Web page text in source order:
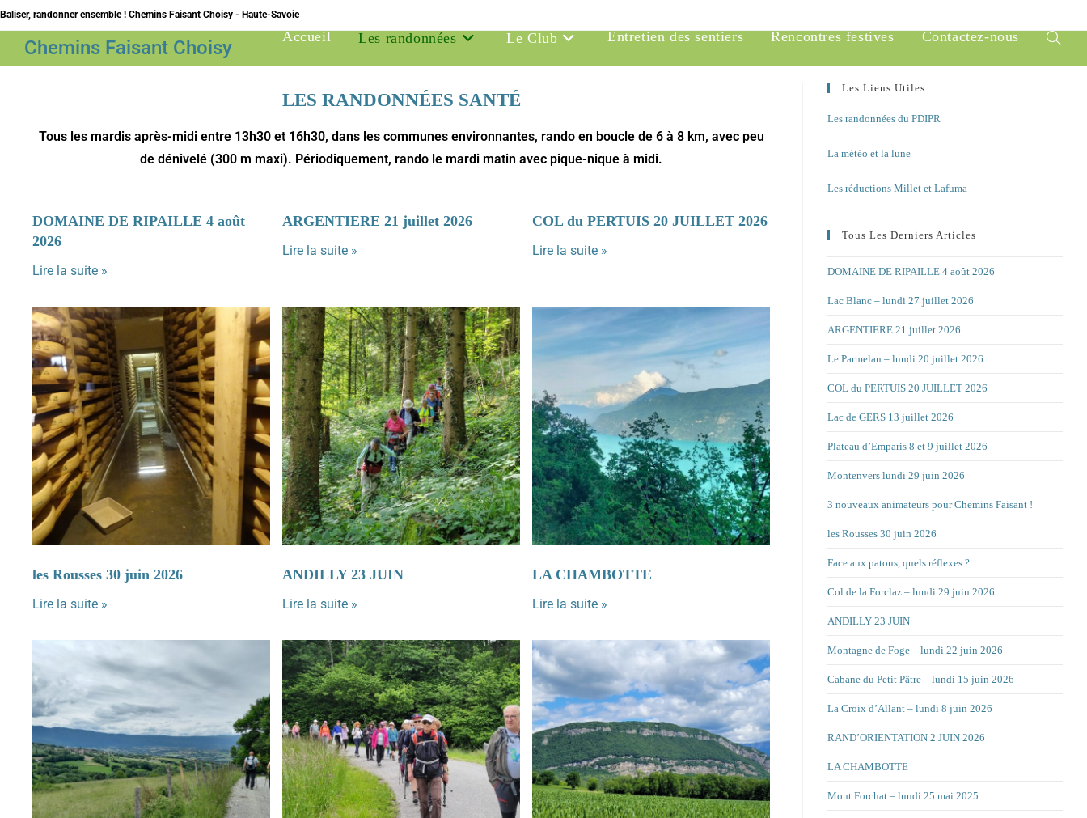
Baliser, randonner ensemble ! Chemins Faisant Choisy - Haute-Savoie
Chemins Faisant Choisy Accueil Les randonnées Le Club Entretien des sentiers Rencontres festives Contactez-nous
LES RANDONNÉES SANTÉ
Tous les mardis après-midi entre 13h30 et 16h30, dans les communes environnantes, rando en boucle de 6 à 8 km, avec peu
de dénivelé (300 m maxi). Périodiquement, rando le mardi matin avec pique-nique à midi.
DOMAINE DE RIPAILLE 4 août
2026
Lire la suite »
ARGENTIERE 21 juillet 2026
Lire la suite »
COL du PERTUIS 20 JUILLET 2026
Lire la suite »
les Rousses 30 juin 2026
Lire la suite »
ANDILLY 23 JUIN
Lire la suite »
LA CHAMBOTTE
Lire la suite »
Les Liens Utiles
Les randonnées du PDIPR
La météo et la lune
Les réductions Millet et Lafuma
Tous Les Derniers Articles
DOMAINE DE RIPAILLE 4 août 2026
Lac Blanc – lundi 27 juillet 2026
ARGENTIERE 21 juillet 2026
Le Parmelan – lundi 20 juillet 2026
COL du PERTUIS 20 JUILLET 2026
Lac de GERS 13 juillet 2026
Plateau d’Emparis 8 et 9 juillet 2026
Montenvers lundi 29 juin 2026
3 nouveaux animateurs pour Chemins Faisant !
les Rousses 30 juin 2026
Face aux patous, quels réflexes ?
Col de la Forclaz – lundi 29 juin 2026
ANDILLY 23 JUIN
Montagne de Foge – lundi 22 juin 2026
Cabane du Petit Pâtre – lundi 15 juin 2026
La Croix d’Allant – lundi 8 juin 2026
RAND’ORIENTATION 2 JUIN 2026
LA CHAMBOTTE
Mont Forchat – lundi 25 mai 2025